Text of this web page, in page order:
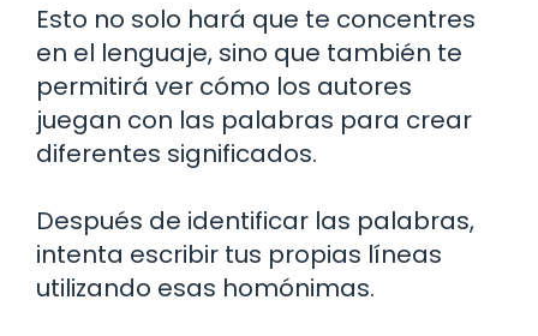
Esto no solo hará que te concentres
en el lenguaje, sino que también te
permitirá ver cómo los autores
juegan con las palabras para crear
diferentes significados.
Después de identificar las palabras,
intenta escribir tus propias líneas
utilizando esas homónimas.